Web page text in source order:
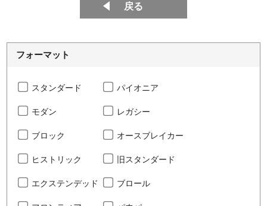
戻る
フォーマット
スタンダード パイオニア
モダン レガシー
ブロック オースブレイカー
ヒストリック 旧スタンダード
エクステンデッド ブロール